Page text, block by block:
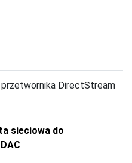
DirectStream
sieciowa do